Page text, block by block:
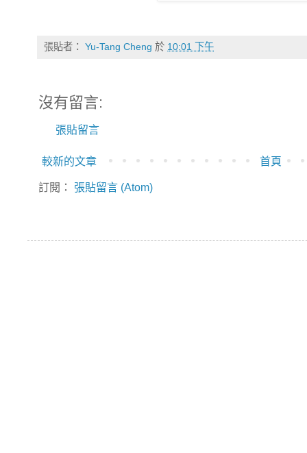
張貼者： Yu-Tang Cheng 於 10:01 下午
沒有留言:
張貼留言
較新的文章 首頁
訂閱： 張貼留言 (Atom)